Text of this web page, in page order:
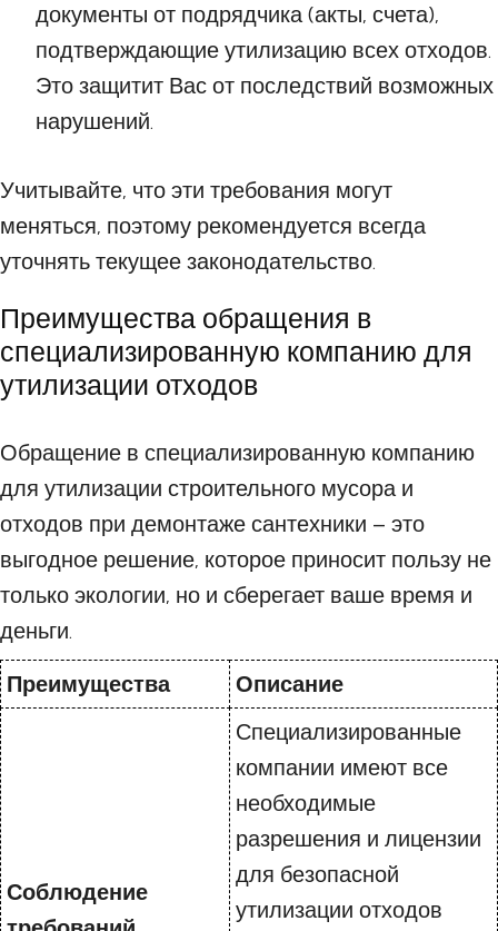
документы от подрядчика (акты, счета),
подтверждающие утилизацию всех отходов.
Это защитит Вас от последствий возможных
нарушений.
Учитывайте, что эти требования могут
меняться, поэтому рекомендуется всегда
уточнять текущее законодательство.
Преимущества обращения в
специализированную компанию для
утилизации отходов
Обращение в специализированную компанию
для утилизации строительного мусора и
отходов при демонтаже сантехники – это
выгодное решение, которое приносит пользу не
только экологии, но и сберегает ваше время и
деньги.
Преимущества
Описание
Соблюдение
Специализированные
компании имеют все
необходимые
разрешения и лицензии
для безопасной
утилизации отходов